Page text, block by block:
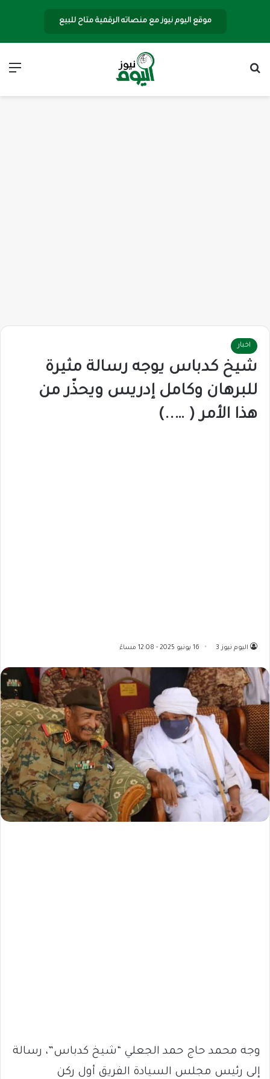
موقع اليوم نيوز مع منصاته الرقمية متاح للبيع
اخبار
شيخ كدباس يوجه رسالة مثيرة
للبرهان وكامل إدريس ويحذّر من
هذا الأمر ( …..)
اليوم نيوز 3 16 يونيو 2025 - 12:08 مساءً
وجه محمد حاج حمد الجعلي “شيخ كدباس”، رسالة
إلى رئيس مجلس السيادة الفريق أول ركن